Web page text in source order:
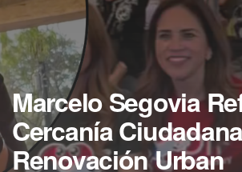
Marcelo Segovia
Cercanía
Renovación Urban